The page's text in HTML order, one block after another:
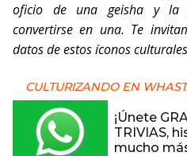
oficio de una geisha y la
convertirse en una. Te
datos de estos íconos
CULTURIZANDO EN
¡Únete
TRIVIAS,
mucho